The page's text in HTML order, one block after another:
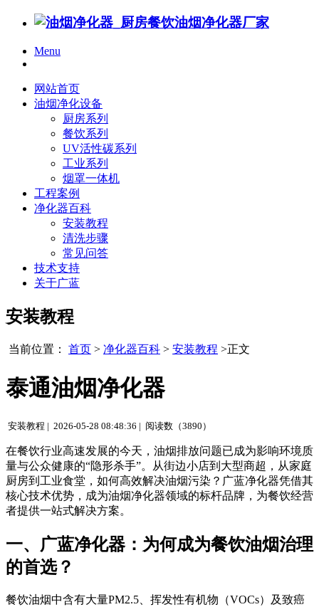
Menu
网站首页
油烟净化设备
厨房系列
餐饮系列
UV活性碳系列
工业系列
烟罩一体机
工程案例
净化器百科
安装教程
清洗步骤
常见问答
技术支持
关于广蓝
安装教程
当前位置： 首页 > 净化器百科 > 安装教程 >正文
泰通油烟净化器
安装教程 | 2026-05-28 08:48:36 | 阅读数（3890）
在餐饮行业高速发展的今天，油烟排放问题已成为影响环境质
量与公众健康的“隐形杀手”。从街边小店到大型商超，从家庭
厨房到工业食堂，如何高效解决油烟污染？广蓝净化器凭借其
核心技术优势，成为油烟净化器领域的标杆品牌，为餐饮经营
者提供一站式解决方案。
一、广蓝净化器：为何成为餐饮油烟治理
的首选？
餐饮油烟中含有大量PM2.5、挥发性有机物（VOCs）及致癌